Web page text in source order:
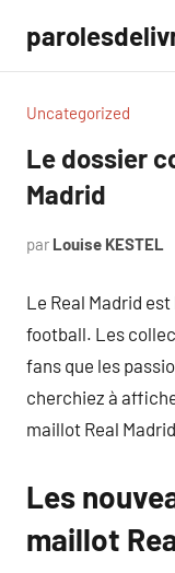
contenu
Uncategorized
Le dossier
Madrid
par Louise KESTEL
Le Real Madrid
football. Les
fans que les
cherchiez à
maillot Real
Les
maillot